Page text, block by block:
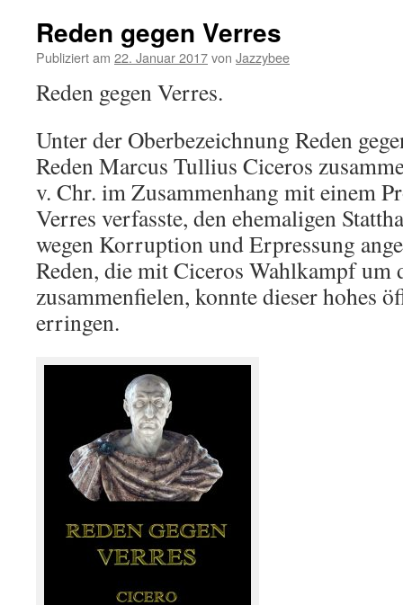
Reden gegen Verres
Publiziert am 22. Januar 2017von Jazzybee
Reden gegen Verres.
Unter der Oberbezeichnung Reden
Reden Marcus Tullius Ciceros
v. Chr. im Zusammenhang mit einem
Verres verfasste, den ehemaligen
wegen Korruption und Erpressung
Reden, die mit Ciceros Wahlkampf um
zusammenfielen, konnte dieser hohes
erringen.